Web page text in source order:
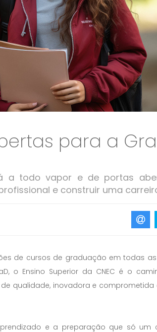
para a
a todo vapor e de portas
e construir uma
de cursos de graduação em todas
o Ensino Superior da CNEC é o
qualidade, inovadora e
e a preparação que só um